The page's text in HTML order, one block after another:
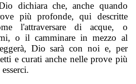
dichiara che, anche quando
più profonde, qui descritte
l'attraversare di acque, o
o il camminare in mezzo al
Dio sarà con noi e, per
e curati anche nelle prove più